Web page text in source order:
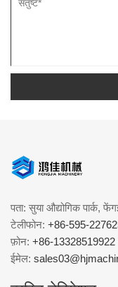
पता: सुया औद्योगिक पार्क,
टेलीफोन: +86-595-
फ़ोन: +86-13328519922
ईमेल: